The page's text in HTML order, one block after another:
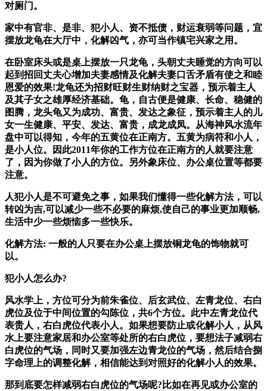
对厕门。
家中有官非、是非、犯小人、资不抵债，财运衰弱等问题，宜
摆放龙龟在大厅中，化解凶气，亦可当作镇宅兴家之用。
在卧室床头或是桌上摆放一只龙龟，头朝丈夫睡觉的方向可以
起到招回丈夫心增加夫妻感情及化解夫妻口舌矛盾有使之和睦
恩爱的效果!龙龟还为招财旺财生财纳财之宝器，预示着主人
及其子女之雄厚经济基础。龟，自古便是健康、长命、稳健的
图腾，龙头龟又为成功、富贵、发达之象征，预示着主人的儿
女一生健康、平安、发达、富贵，成龙成凤。从海神风水流年
盘中可以得知，今年的五黄位在正南方。五黄为病符和小人，
是小人位。因此2011年你的工作方位在正南方的人就要注意
了，因为你做了小人的方位。另外象床位、办公桌位置等都要
注意。
人犯小人是不可避免之事，如果我们懂得一些化解方法，可以
转凶为吉,可以减少一些不必要的麻烦,使自己的事业更加顺畅,
生活中少一些烦恼多一些快乐。
化解方法: 一般的人只要在办公桌上摆放铜龙龟的饰物就可
以。
犯小人怎么办?
风水学上，方位可分为前朱雀位、后玄武位、左青龙位、右白
虎位及位于中间位置的勾陈位，共6个方位。此中左青龙位代
表贵人，右白虎位代表小人。如果想要防止或化解小人，从风
水上要注意家居和办公室等处所的右白虎位，要想法子减弱右
白虎位的气场，同时又要加强左边青龙位的气场，然后结合捌
字命理上的调整化解，相信能达到对照好的化解小人的效果。
那到底要怎样减弱右白虎位的气场呢?比如在再见或办公室的